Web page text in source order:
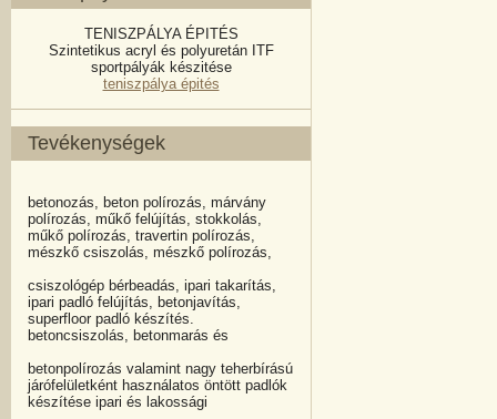
TENISZPÁLYA ÉPITÉS
Szintetikus acryl és polyuretán ITF
sportpályák készitése
teniszpálya épités
Tevékenységek
betonozás, beton polírozás, márvány
polírozás, műkő felújítás, stokkolás,
műkő polírozás, travertin polírozás,
mészkő csiszolás, mészkő polírozás,
csiszológép bérbeadás, ipari takarítás,
ipari padló felújítás, betonjavítás,
superfloor padló készítés.
betoncsiszolás, betonmarás és
betonpolírozás valamint nagy teherbírású
járófelületként használatos öntött padlók
készítése ipari és lakossági